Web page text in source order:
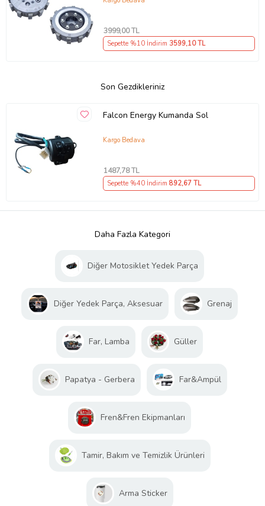
3999,00 TL
Sepette %10 İndirim 3599,10 TL
Son Gezdikleriniz
Falcon Energy Kumanda Sol
Kargo Bedava
1487,78 TL
Sepette %40 İndirim 892,67 TL
Daha Fazla Kategori
Diğer Motosiklet Yedek Parça
Diğer Yedek Parça, Aksesuar Grenaj
Far, Lamba Güller
Papatya - Gerbera Far&Ampül
Fren&Fren Ekipmanları
Tamir, Bakım ve Temizlik Ürünleri
Arma Sticker